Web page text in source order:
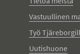
Vastuullinen
Työ
Uutishuone